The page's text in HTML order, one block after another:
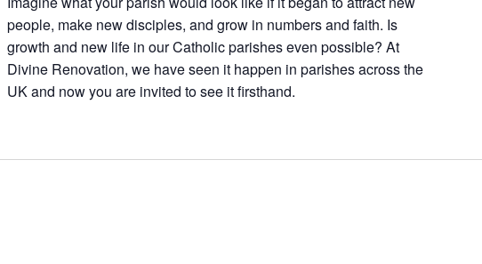
people, make new disciples, and grow in numbers and faith. Is
growth and new life in our Catholic parishes even possible? At
Divine Renovation, we have seen it happen in parishes across the
UK and now you are invited to see it firsthand.